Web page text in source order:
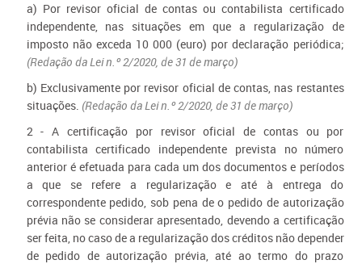
a) Por revisor oficial de contas ou contabilista certificado
independente, nas situações em que a regularização de
imposto não exceda 10 000 (euro) por declaração periódica;
(Redação da Lei n.º 2/2020, de 31 de março)
b) Exclusivamente por revisor oficial de contas, nas restantes
situações. (Redação da Lei n.º 2/2020, de 31 de março)
2 - A certificação por revisor oficial de contas ou por
contabilista certificado independente prevista no número
anterior é efetuada para cada um dos documentos e períodos
a que se refere a regularização e até à entrega do
correspondente pedido, sob pena de o pedido de autorização
prévia não se considerar apresentado, devendo a certificação
ser feita, no caso de a regularização dos créditos não depender
de pedido de autorização prévia, até ao termo do prazo